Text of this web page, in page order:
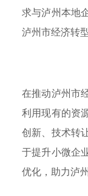
求与泸州本地
泸州市经济转型
在推动泸州市
利用现有的资
创新、技术转
于提升小微企
优化，助力泸